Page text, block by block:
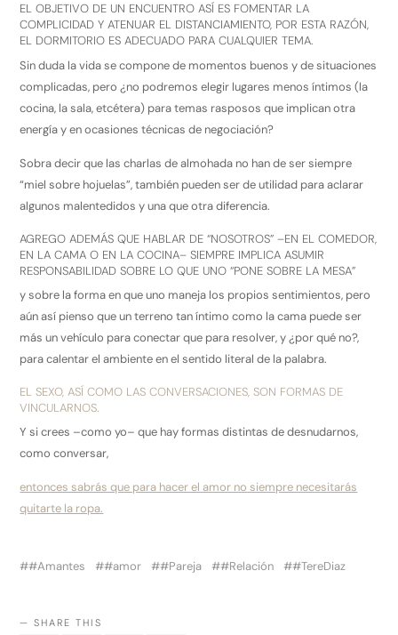
EL OBJETIVO DE UN ENCUENTRO ASÍ ES FOMENTAR LA
COMPLICIDAD Y ATENUAR EL DISTANCIAMIENTO, POR ESTA RAZÓN,
EL DORMITORIO ES ADECUADO PARA CUALQUIER TEMA.
Sin duda la vida se compone de momentos buenos y de situaciones
complicadas, pero ¿no podremos elegir lugares menos íntimos (la
cocina, la sala, etcétera) para temas rasposos que implican otra
energía y en ocasiones técnicas de negociación?
Sobra decir que las charlas de almohada no han de ser siempre
“miel sobre hojuelas”, también pueden ser de utilidad para aclarar
algunos malentedidos y una que otra diferencia.
AGREGO ADEMÁS QUE HABLAR DE “NOSOTROS” –EN EL COMEDOR,
EN LA CAMA O EN LA COCINA– SIEMPRE IMPLICA ASUMIR
RESPONSABILIDAD SOBRE LO QUE UNO “PONE SOBRE LA MESA”
y sobre la forma en que uno maneja los propios sentimientos, pero
aún así pienso que un terreno tan íntimo como la cama puede ser
más un vehículo para conectar que para resolver, y ¿por qué no?,
para calentar el ambiente en el sentido literal de la palabra.
EL SEXO, ASÍ COMO LAS CONVERSACIONES, SON FORMAS DE
VINCULARNOS.
Y si crees –como yo– que hay formas distintas de desnudarnos,
como conversar,
entonces sabrás que para hacer el amor no siempre necesitarás
quitarte la ropa.
#Amantes #amor #Pareja #Relación #TereDiaz
SHARE THIS